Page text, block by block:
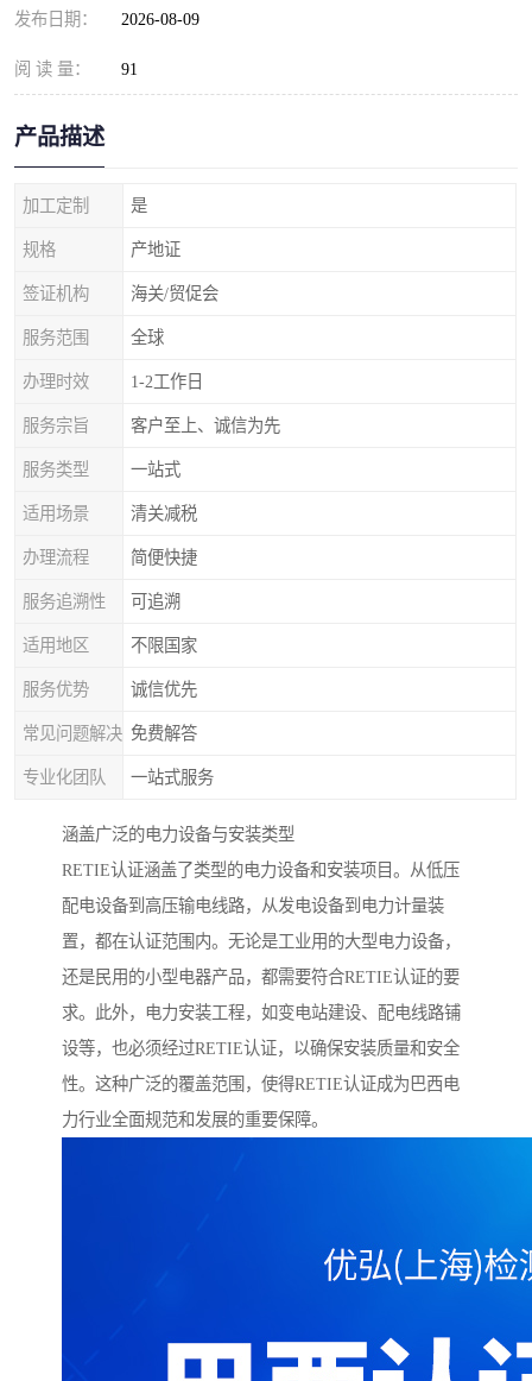
发布日期： 2026-08-09
阅 读 量： 91
产品描述
加工定制 是
规格 产地证
签证机构 海关/贸促会
服务范围 全球
办理时效 1-2工作日
服务宗旨 客户至上、诚信为先
服务类型 一站式
适用场景 清关减税
办理流程 简便快捷
服务追溯性 可追溯
适用地区 不限国家
服务优势 诚信优先
常见问题解决 免费解答
专业化团队 一站式服务
涵盖广泛的电力设备与安装类型
RETIE认证涵盖了类型的电力设备和安装项目。从低压
配电设备到高压输电线路，从发电设备到电力计量装
置，都在认证范围内。无论是工业用的大型电力设备，
还是民用的小型电器产品，都需要符合RETIE认证的要
求。此外，电力安装工程，如变电站建设、配电线路铺
设等，也必须经过RETIE认证，以确保安装质量和安全
性。这种广泛的覆盖范围，使得RETIE认证成为巴西电
力行业全面规范和发展的重要保障。